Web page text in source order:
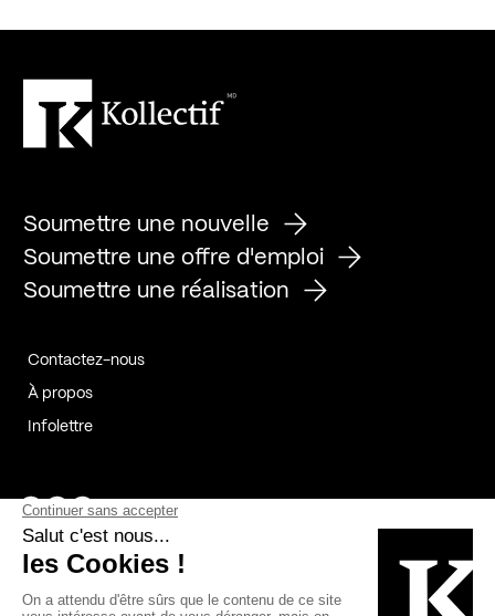
Soumettre une nouvelle
Soumettre une offre d'emploi
Soumettre une réalisation
Contactez-nous
À propos
Infolettre
Page Facebook de Kollectif
Page Instagram de Kollectif
Page Linkedin de Kollectif